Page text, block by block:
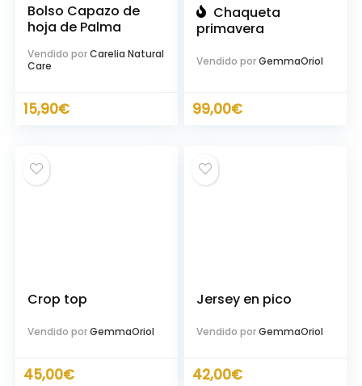
Bolso Capazo de
hoja de Palma
Vendido porCarelia Natural
Care
15,90€
Chaqueta
primavera
Vendido porGemmaOriol
99,00€
Crop top
Vendido porGemmaOriol
45,00€
Jersey en pico
Vendido porGemmaOriol
42,00€